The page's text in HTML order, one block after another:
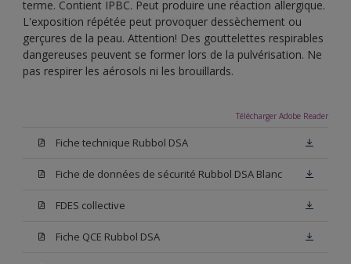
terme. Contient IPBC. Peut produire une réaction allergique.
L'exposition répétée peut provoquer dessèchement ou
gerçures de la peau. Attention! Des gouttelettes respirables
dangereuses peuvent se former lors de la pulvérisation. Ne
pas respirer les aérosols ni les brouillards.
Télécharger Adobe Reader
Fiche technique Rubbol DSA
Fiche de données de sécurité Rubbol DSA Blanc
FDES collective
Fiche QCE Rubbol DSA